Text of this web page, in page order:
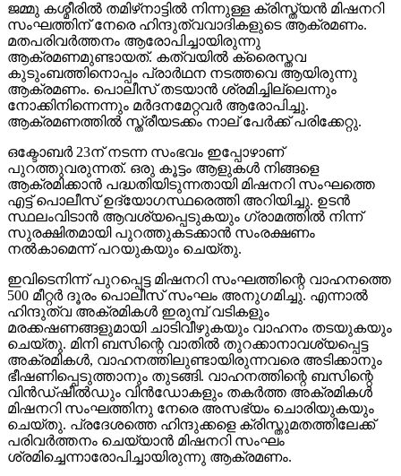
ജമ്മു കശ്മീരില്‍ തമിഴ്‌നാട്ടില്‍ നിന്നുള്ള ക്രിസ്ത്യന്‍ മിഷനറി
സംഘത്തിന് നേരെ ഹിന്ദുത്വവാദികളുടെ ആക്രമണം.
മതപരിവര്‍ത്തനം ആരോപിച്ചായിരുന്നു
ആക്രമണമുണ്ടായത്. കത്വയില്‍ ക്രൈസ്തവ
കുടുംബത്തിനൊപ്പം പ്രാര്‍ഥന നടത്തവെ ആയിരുന്നു
ആക്രമണം. പൊലീസ് തടയാന്‍ ശ്രമിച്ചില്ലെന്നും
നോക്കിനിന്നെന്നും മര്‍ദനമേറ്റവര്‍ ആരോപിച്ചു.
ആക്രമണത്തില്‍ സ്ത്രീയടക്കം നാല് പേര്‍ക്ക് പരിക്കേറ്റു.
ഒക്ടോബര്‍ 23ന് നടന്ന സംഭവം ഇപ്പോഴാണ്
പുറത്തുവരുന്നത്. ഒരു കൂട്ടം ആളുകള്‍ നിങ്ങളെ
ആക്രമിക്കാന്‍ പദ്ധതിയിടുന്നതായി മിഷനറി സംഘത്തെ
എട്ട് പൊലീസ് ഉദ്യോഗസ്ഥരെത്തി അറിയിച്ചു. ഉടന്‍
സ്ഥലംവിടാന്‍ ആവശ്യപ്പെടുകയും ഗ്രാമത്തില്‍ നിന്ന്
സുരക്ഷിതമായി പുറത്തുകടക്കാന്‍ സംരക്ഷണം
നല്‍കാമെന്ന് പറയുകയും ചെയ്തു.
ഇവിടെനിന്ന് പുറപ്പെട്ട മിഷനറി സംഘത്തിന്റെ വാഹനത്തെ
500 മീറ്റര്‍ ദൂരം പൊലീസ് സംഘം അനുഗമിച്ചു. എന്നാല്‍
ഹിന്ദുത്വ അക്രമികള്‍ ഇരുമ്പ് വടികളും
മരക്കഷണങ്ങളുമായി ചാടിവീഴുകയും വാഹനം തടയുകയും
ചെയ്തു. മിനി ബസിന്റെ വാതില്‍ തുറക്കാനാവശ്യപ്പെട്ട
അക്രമികള്‍, വാഹനത്തിലുണ്ടായിരുന്നവരെ അടിക്കാനും
ഭീഷണിപ്പെടുത്താനും തുടങ്ങി. വാഹനത്തിന്റെ ബസിന്റെ
വിന്‍ഡ്ഷീല്‍ഡും വിന്‍ഡോകളും തകര്‍ത്ത അക്രമികള്‍
മിഷനറി സംഘത്തിനു നേരെ അസഭ്യം ചൊരിയുകയും
ചെയ്തു. പ്രദേശത്തെ ഹിന്ദുക്കളെ ക്രിസ്തുമതത്തിലേക്ക്
പരിവര്‍ത്തനം ചെയ്യാന്‍ മിഷനറി സംഘം
ശ്രമിച്ചെന്നാരോപിച്ചായിരുന്നു ആക്രമണം.